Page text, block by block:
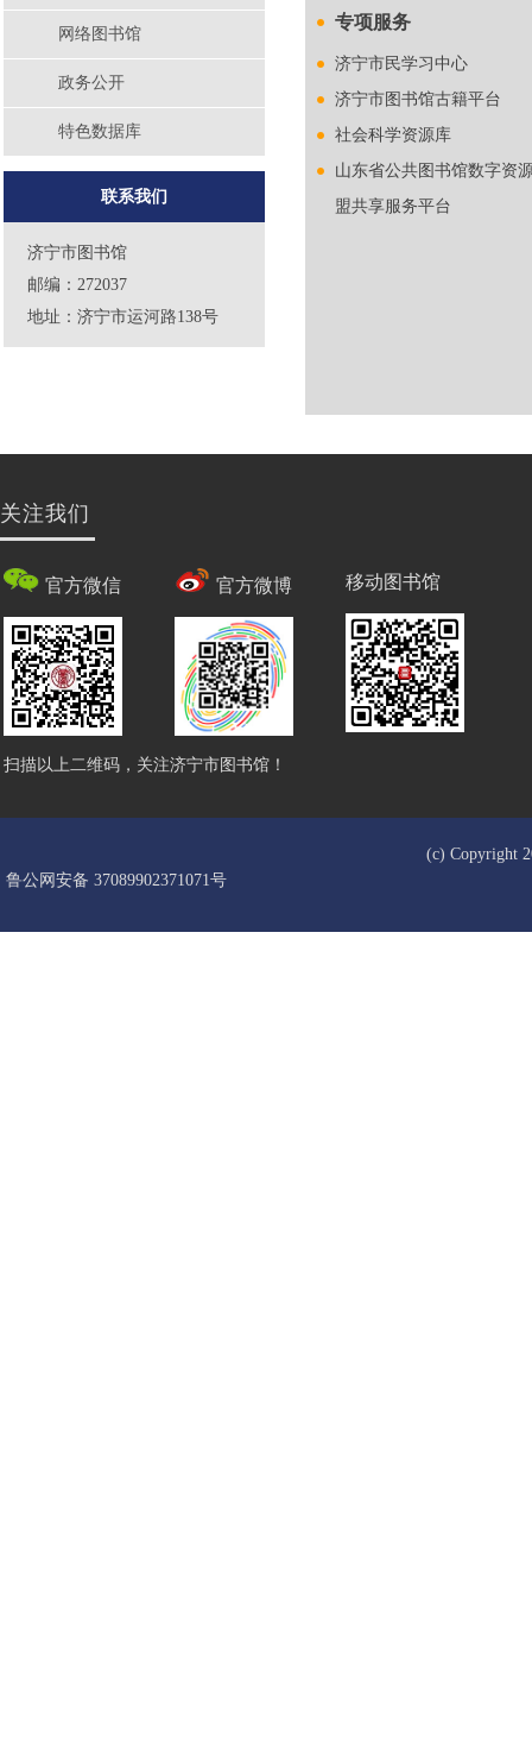
网络图书馆
政务公开
特色数据库
联系我们
济宁市图书馆
邮编：272037
地址：济宁市运河路138号
专项服务
济宁市民学习中心
济宁市图书馆古籍平台
社会科学资源库
山东省公共图书馆数字资
盟共享服务平台
关注我们
官方微信 官方微博 移动图书馆
扫描以上二维码，关注济宁市图书馆！
(c) Copyright
鲁公网安备 37089902371071号